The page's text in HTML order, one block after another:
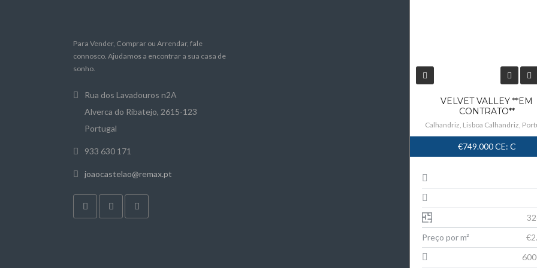
Para Vender, Comprar ou Arrendar, fale
connosco. Ajudamos a encontrar a sua casa de
sonho.
Rua dos Lavadouros n2A
Alverca do Ribatejo, 2615-123
Portugal
933 630 171
joaocastelao@remax.pt
VELVET VALLEY **EM
CONTRATO**
Calhandriz, Lisboa Calhandriz,
€749.000CE: C
Preço por m²